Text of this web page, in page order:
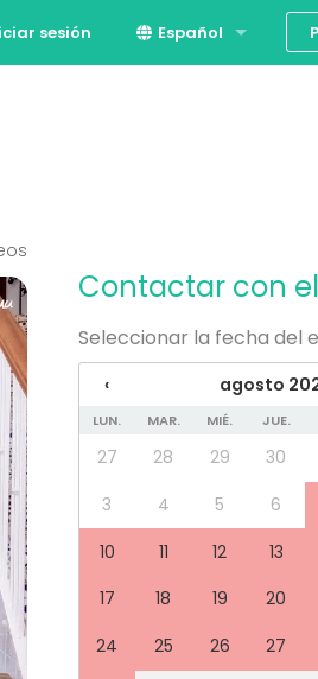
sesión Español
Contactar con
Seleccionar la fecha del
‹ agosto
LUN. MAR. MIÉ. JUE.
27 28 29 30
3
4 5 6
10
11 12 13
17
18 19 20
24
25 26 27